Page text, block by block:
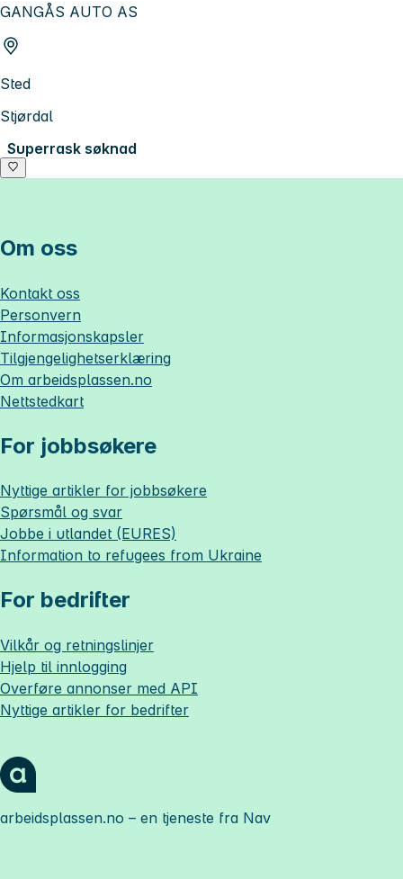
GANGÅS AUTO AS
Sted
Stjørdal
Superrask søknad
Om oss
Kontakt oss
Personvern
Informasjonskapsler
Tilgjengelighetserklæring
Om arbeidsplassen.no
Nettstedkart
For jobbsøkere
Nyttige artikler for jobbsøkere
Spørsmål og svar
Jobbe i utlandet (EURES)
Information to refugees from Ukraine
For bedrifter
Vilkår og retningslinjer
Hjelp til innlogging
Overføre annonser med API
Nyttige artikler for bedrifter
arbeidsplassen.no – en tjeneste fra Nav